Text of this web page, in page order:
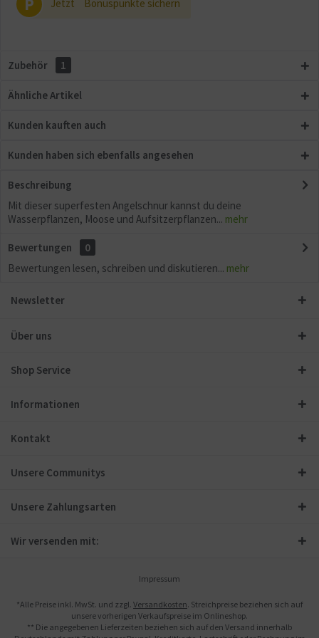
Jetzt Bonuspunkte sichern
Zubehör 1
Ähnliche Artikel
Kunden kauften auch
Kunden haben sich ebenfalls angesehen
Beschreibung
Mit dieser superfesten Angelschnur kannst du deine
Wasserpflanzen, Moose und Aufsitzerpflanzen... mehr
Bewertungen
0
Bewertungen lesen, schreiben und diskutieren... mehr
Newsletter
Über uns
Shop Service
Informationen
Kontakt
Unsere Communitys
Unsere Zahlungsarten
Wir versenden mit:
Impressum
*Alle Preise inkl. MwSt. und zzgl. Versandkosten. Streichpreise beziehen sich auf
unsere vorherigen Verkaufspreise im Onlineshop.
** Die angegebenen Lieferzeiten beziehen sich auf den Versand innerhalb
Sonstige